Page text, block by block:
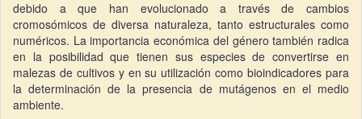
debido a que han evolucionado a través de cambios
cromosómicos de diversa naturaleza, tanto estructurales como
numéricos. La importancia económica del género también radica
en la posibilidad que tienen sus especies de convertirse en
malezas de cultivos y en su utilización como bioindicadores para
la determinación de la presencia de mutágenos en el medio
ambiente.